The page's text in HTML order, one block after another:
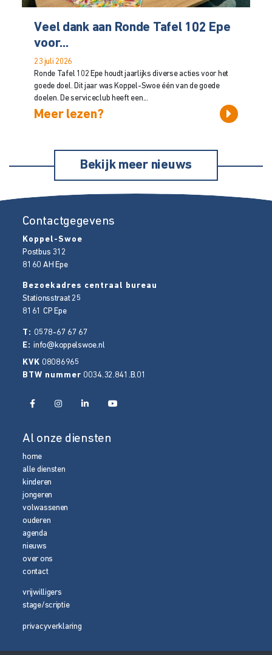
Veel dank aan Ronde Tafel 102 Epe
voor...
23 juli 2026
Ronde Tafel 102 Epe houdt jaarlijks diverse acties voor het
goede doel. Dit jaar was Koppel-Swoe één van de goede
doelen. De serviceclub heeft een...
Meer lezen?
Bekijk meer nieuws
Contactgegevens
Koppel-Swoe
Postbus 312
8160 AH Epe
Bezoekadres centraal bureau
Stationsstraat 25
8161 CP Epe
T: 0578-67 67 67
E:info@koppelswoe.nl
KVK 08086965
BTW nummer 0034.32.841.B.01
Al onze diensten
home
alle diensten
kinderen
jongeren
volwassenen
ouderen
agenda
nieuws
over ons
contact
vrijwilligers
stage/scriptie
privacyverklaring